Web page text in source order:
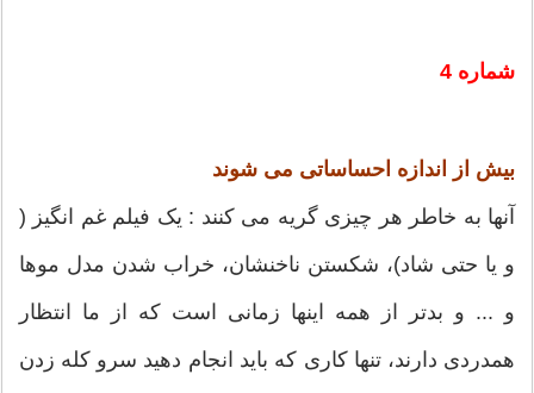
شماره 4
بیش از اندازه احساساتی می شوند
آنها به خاطر هر چیزی گریه می کنند : یک فیلم غم انگیز (
و یا حتی شاد)، شکستن ناخنشان، خراب شدن مدل موها
و ... و بدتر از همه اینها زمانی است که از ما انتظار
همدردی دارند، تنها کاری که باید انجام دهید سرو کله زدن